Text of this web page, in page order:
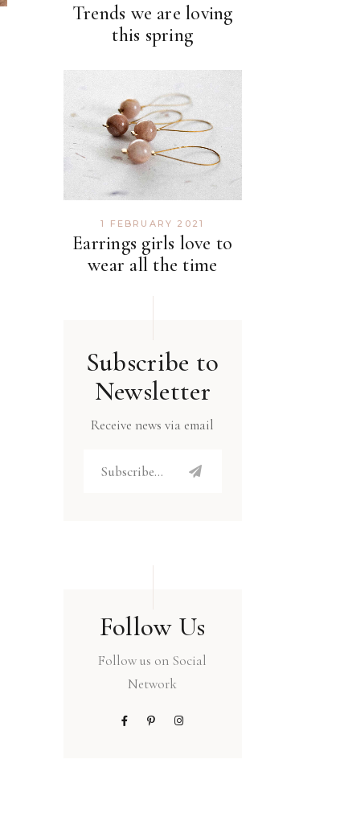
Trends we are loving
this spring
Earrings girls love to
wear all the time
1 FEBRUARY 2021
Subscribe to
Newsletter
Receive news via email
Follow Us
Follow us on Social
Network